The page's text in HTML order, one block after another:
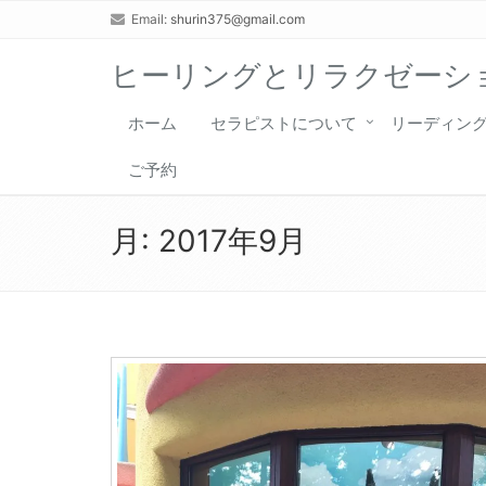
Email: shurin375@gmail.com
ヒーリングとリラクゼー
ホーム セラピストについて リーディン
ご予約
月: 2017年9月